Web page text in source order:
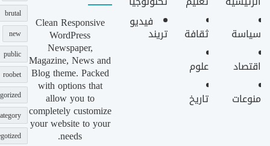
سياسة
اقتصاد
منوعات
ثقافة
علوم
تاريخ
فيديو
تريند
Clean Responsive
WordPress
Newspaper,
Magazine, News and
Blog theme. Packed
with options that
allow you to
completely customize
your website to your
needs.
brutal
new
public
roobet